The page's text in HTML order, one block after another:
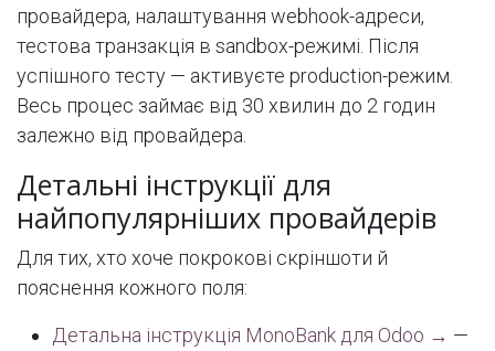
провайдера, налаштування webhook-адреси,
тестова транзакція в sandbox-режимі. Після
успішного тесту — активуєте production-режим.
Весь процес займає від 30 хвилин до 2 годин
залежно від провайдера.
Детальні інструкції для
найпопулярніших провайдерів
Для тих, хто хоче покрокові скріншоти й
пояснення кожного поля:
Детальна інструкція MonoBank для Odoo → —